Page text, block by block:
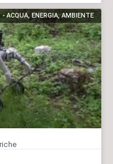
- ACQUA, ENERGIA, AMBIENTE